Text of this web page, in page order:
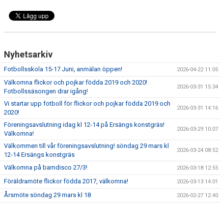
Nyhetsarkiv
Fotbollsskola 15-17 Juni, anmälan öppen! 2026-04-22 11:05
Välkomna flickor och pojkar födda 2019 och 2020!
Fotbollssäsongen drar igång!
2026-03-31 15:34
Vi startar upp fotboll för flickor och pojkar födda 2019 och
2020!
2026-03-31 14:16
Föreningsavslutning idag kl 12-14 på Ersängs konstgräs!
Välkomna!
2026-03-29 10:07
Välkommen till vår föreningsavslutning! söndag 29 mars kl
12-14 Ersängs konstgräs
2026-03-24 08:52
Välkomna på barndisco 27/3! 2026-03-18 12:55
Föräldramöte flickor födda 2017, välkomna! 2026-03-13 14:01
Årsmöte söndag 29 mars kl 18 2026-02-27 12:40